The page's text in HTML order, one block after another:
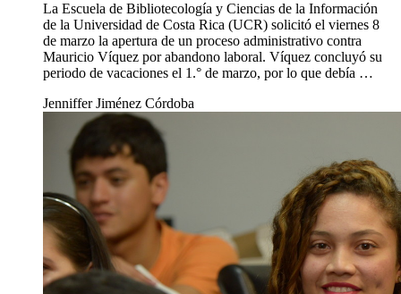
La Escuela de Bibliotecología y Ciencias de la Información
de la Universidad de Costa Rica (UCR) solicitó el viernes 8
de marzo la apertura de un proceso administrativo contra
Mauricio Víquez por abandono laboral. Víquez concluyó su
periodo de vacaciones el 1.° de marzo, por lo que debía …
Jenniffer Jiménez Córdoba